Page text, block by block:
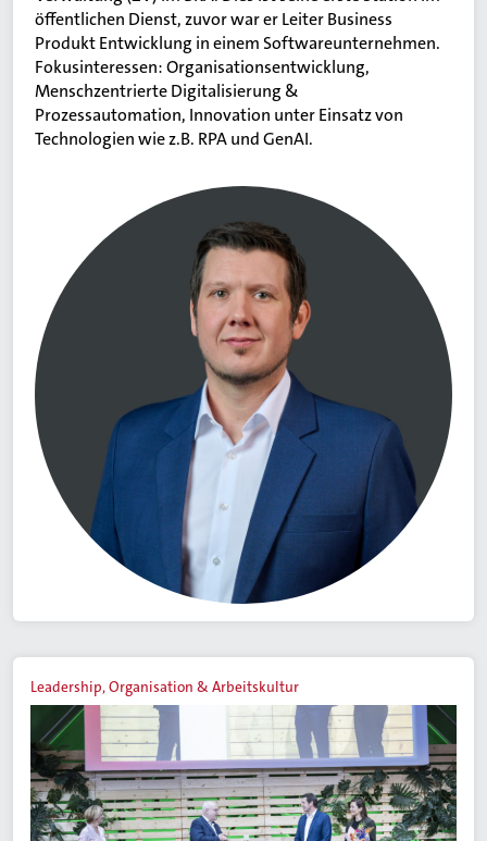
öffentlichen Dienst, zuvor war er Leiter Business
Produkt Entwicklung in einem Softwareunternehmen.
Fokusinteressen: Organisationsentwicklung,
Menschzentrierte Digitalisierung &
Prozessautomation, Innovation unter Einsatz von
Technologien wie z.B. RPA und GenAI.
Leadership, Organisation & Arbeitskultur